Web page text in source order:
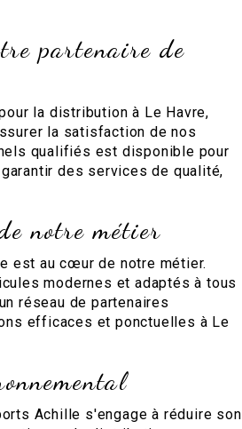
partenaire de
la distribution à Le Havre,
la satisfaction de nos
qualifiés est disponible pour
des services de qualité,
notre métier
est au cœur de notre métier.
modernes et adaptés à tous
réseau de partenaires
efficaces et ponctuelles à Le
Achille s'engage à réduire son